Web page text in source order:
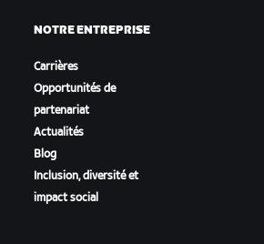
NOTRE ENTREPRISE
Carrières
Opportunités de
partenariat
Actualités
Blog
Inclusion, diversité et
impact social